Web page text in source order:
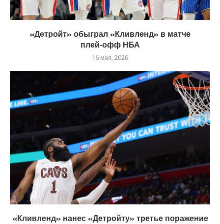
«Детройт» обыграл «Кливленд» в матче
плей‑офф НБА
16 мая, 2026
«Кливленд» нанес «Детройту» третье поражение